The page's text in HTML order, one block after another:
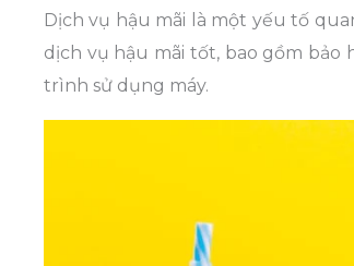
Dịch vụ hậu mãi là một yếu tố
dịch vụ hậu mãi tốt, bao gồm
trình sử dụng máy.